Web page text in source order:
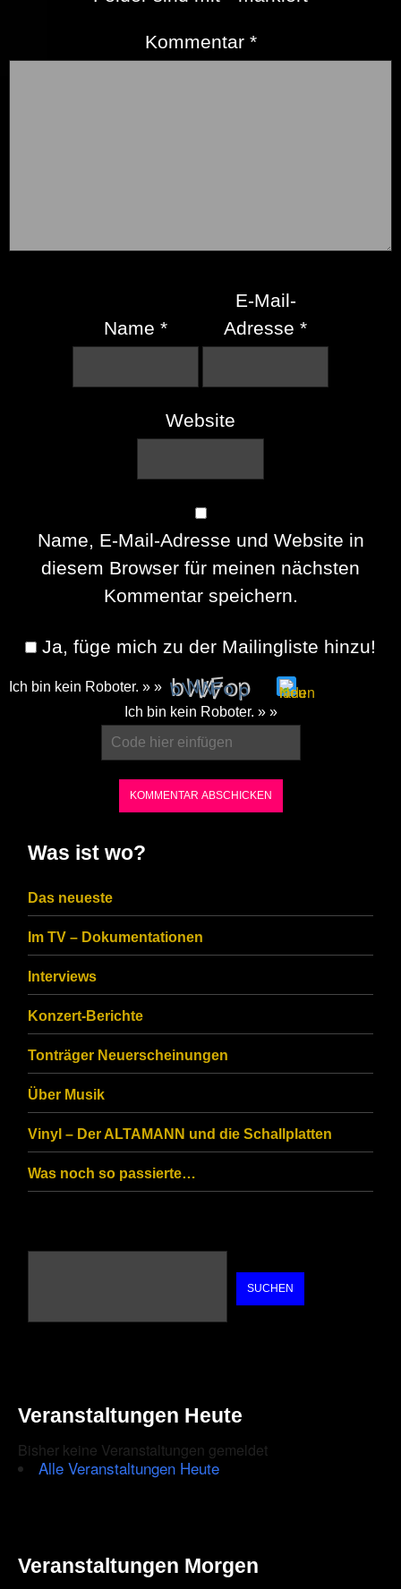
Kommentar *
Name *
E-Mail-
Adresse*
Website
Name, E-Mail-Adresse und Website in
diesem Browser für meinen nächsten
Kommentar speichern.
Ja, füge mich zu der Mailingliste hinzu!
Ich bin kein Roboter. » »
CAPTCHA
ensure
that
you
are
human.
Ich bin kein Roboter. » »
Was ist wo?
Das neueste
Im TV – Dokumentationen
Interviews
Konzert-Berichte
Tonträger Neuerscheinungen
Über Musik
Vinyl – Der ALTAMANN und die Schallplatten
Was noch so passierte…
SUCHEN
Veranstaltungen Heute
Bisher keine Veranstaltungen gemeldet
Alle Veranstaltungen Heute
Veranstaltungen Morgen